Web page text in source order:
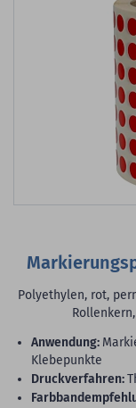
Polyethylen, rot,
Anwendung:
Klebepunkte
Druckverfahren: